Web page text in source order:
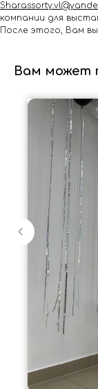
компании для
После этого, Вам
Вам может